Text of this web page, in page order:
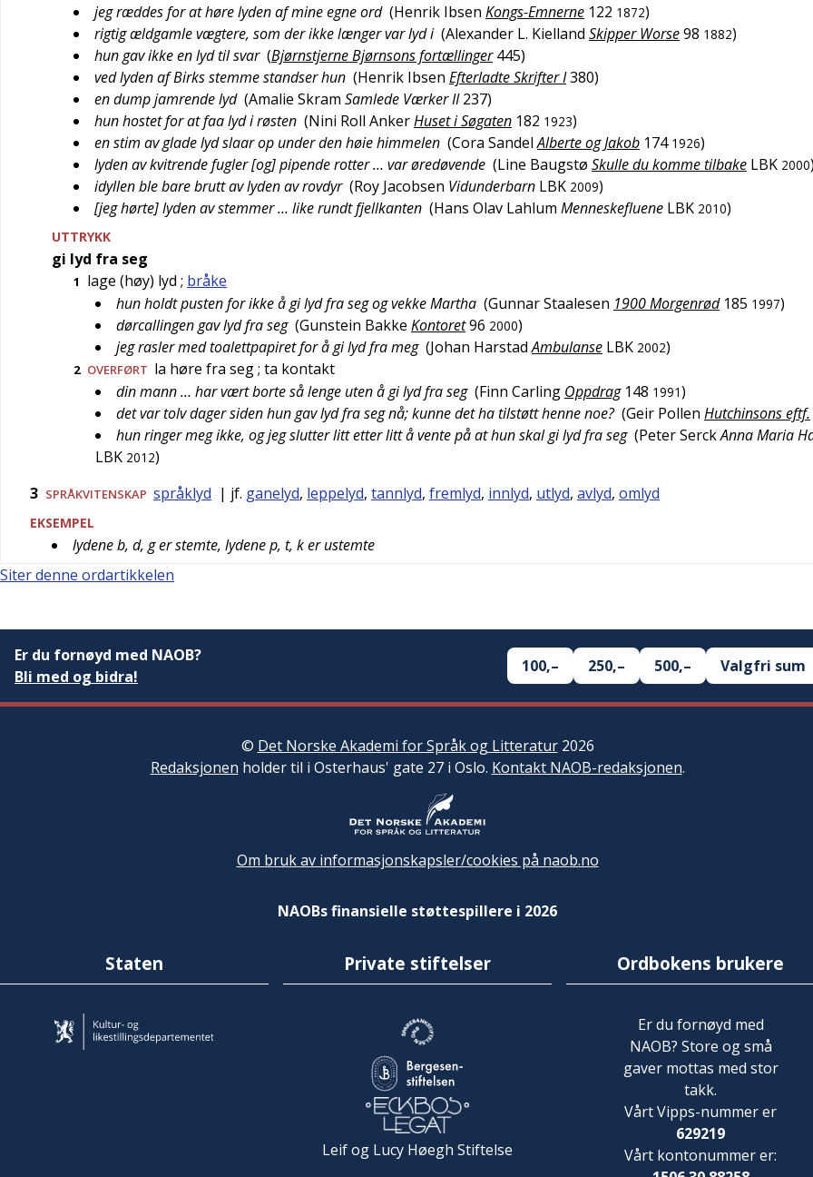
jeg ræddes for at høre lyden af mine egne ord (Henrik Ibsen Kongs-Emnerne 122 1872)
rigtig ældgamle vægtere, som der ikke længer var lyd i (Alexander L. Kielland Skipper Worse98 1882)
hun gav ikke en lyd til svar (Bjørnstjerne Bjørnsons fortællinger 445)
ved lyden af Birks stemme standser hun (Henrik Ibsen Efterladte Skrifter I380)
en dump jamrende lyd (Amalie Skram Samlede Værker II 237)
hun hostet for at faa lyd i røsten (Nini Roll AnkerHuset i Søgaten 182 1923)
en stim av glade lyd slaar op under den høie himmelen (Cora Sandel Alberte og Jakob 174 1926)
lyden av kvitrende fugler [og] pipende rotter … var øredøvende (Line Baugstø Skulle du komme tilbake LBK 2000
idyllen ble bare brutt av lyden av rovdyr (Roy Jacobsen Vidunderbarn LBK 2009)
[jeg hørte] lyden av stemmer … like rundt fjellkanten (Hans Olav Lahlum Menneskefluene LBK 2010)
UTTRYKK
gi lyd fra seg
1 lage (høy) lyd ; bråke
hun holdt pusten for ikke å gi lyd fra seg og vekke Martha (Gunnar Staalesen 1900 Morgenrød 185 1997)
dørcallingen gav lyd fra seg (Gunstein Bakke Kontoret96 2000)
jeg rasler med toalettpapiret for å gi lyd fra meg (Johan Harstad Ambulanse LBK 2002)
2 OVERFØRT la høre fra seg; ta kontakt
din mann … har vært borte så lenge uten å gi lyd fra seg (Finn Carling Oppdrag 148 1991)
det var tolv dager siden hun gav lyd fra seg nå; kunne det ha tilstøtt henne noe? (Geir Pollen Hutchinsons eftf.
hun ringer meg ikke, og jeg slutter litt etter litt å vente på at hun skal gi lyd fra seg (Peter SerckAnna Maria
LBK 2012)
3 SPRÅKVITENSKAP språklyd | jf. ganelyd, leppelyd, tannlyd, fremlyd, innlyd, utlyd, avlyd, omlyd
EKSEMPEL
lydene b, d, g er stemte, lydene p, t, k er ustemte
Siter denne ordartikkelen
Er du fornøyd med NAOB?
Bli med og bidra!
100,– 250,– 500,– Valgfri sum
© Det Norske Akademi for Språk og Litteratur2026
Redaksjonen holder til i Osterhaus' gate 27 i Oslo. Kontakt NAOB-redaksjonen.
Om bruk av informasjonskapsler/cookies på naob.no
NAOBs finansielle støttespillere i 2026
Staten Private stiftelser
Leif og Lucy Høegh Stiftelse
Ordbokens brukere
Er du fornøyd med
NAOB? Store og små
gaver mottas med stor
takk.
Vårt Vipps-nummer er
629219
Vårt kontonummer er: